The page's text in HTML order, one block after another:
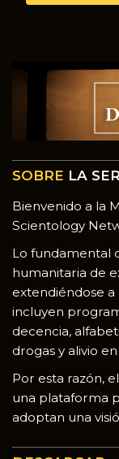
SOBRE LA
Bienvenido a la
Scientology
Lo fundamental
humanitaria de
extendiéndose a
incluyen
decencia,
drogas y alivio
Por esta razón,
una plataforma
adoptan una